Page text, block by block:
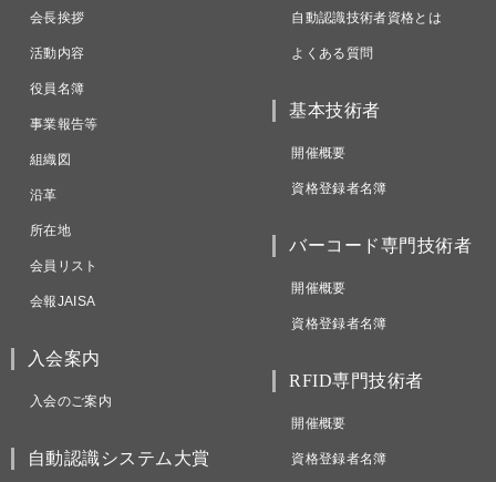
会長挨拶
活動内容
役員名簿
事業報告等
組織図
沿革
所在地
会員リスト
会報JAISA
入会案内
入会のご案内
自動認識システム大賞
自動認識技術者資格とは
よくある質問
基本技術者
開催概要
資格登録者名簿
バーコード専門技術者
開催概要
資格登録者名簿
RFID専門技術者
開催概要
資格登録者名簿